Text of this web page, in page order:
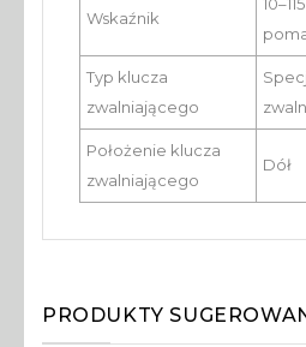
Wskaźnik
Typ klucza
zwalniającego
Położenie klucza
zwalniającego
Dół
PRODUKTY